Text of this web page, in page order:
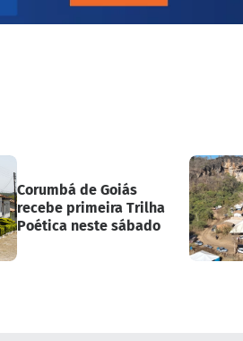
Corumbá de Goiás
recebe primeira Trilha
Poética neste sábado